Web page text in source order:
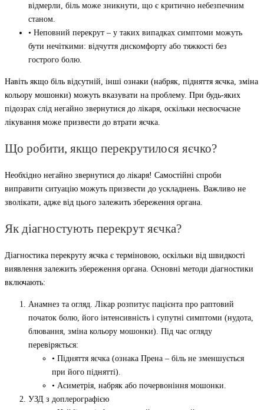
відмерли, біль може зникнути, що є критично небезпечним
станом.
• Неповний перекрут – у таких випадках симптоми можуть
бути нечіткими: відчуття дискомфорту або тяжкості без
гострого болю.
Навіть якщо біль відсутній, інші ознаки (набряк, підняття яєчка, зміна
кольору мошонки) можуть вказувати на проблему. При будь-яких
підозрах слід негайно звернутися до лікаря, оскільки несвоєчасне
лікування може призвести до втрати яєчка.
Що робити, якщо перекрутилося яєчко?
Необхідно негайно звернутися до лікаря! Самостійні спроби
виправити ситуацію можуть призвести до ускладнень. Важливо не
зволікати, адже від цього залежить збереження органа.
Як діагностують перекрут яєчка?
Діагностика перекруту яєчка є терміновою, оскільки від швидкості
виявлення залежить збереження органа. Основні методи діагностики
включають:
Анамнез та огляд. Лікар розпитує пацієнта про раптовий
початок болю, його інтенсивність і супутні симптоми (нудота,
блювання, зміна кольору мошонки). Під час огляду
перевіряється:
• Підняття яєчка (ознака Прена – біль не зменшується
при його піднятті).
• Асиметрія, набряк або почервоніння мошонки.
УЗД з доплерографією